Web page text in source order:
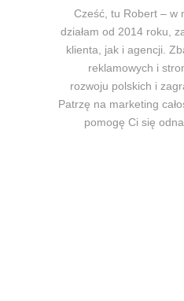
Cześć, tu Robert – w
działam od 2014 roku,
klienta, jak i agencji.
reklamowych i
rozwoju polskich i
Patrzę na marketing
pomogę Ci się